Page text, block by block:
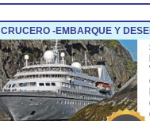
CRUCERO -EMBARQUE Y